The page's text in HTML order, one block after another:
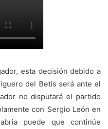
esta decisión debido a
del Betis será ante el
no disputará el partido
con Sergio León en
puede que continúe